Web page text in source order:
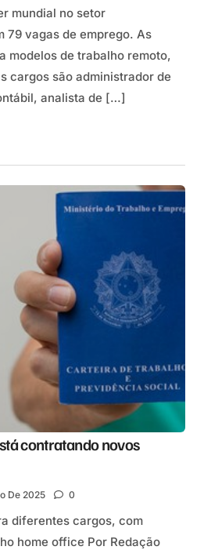
mundial no setor
79 vagas de emprego. As
modelos de trabalho remoto,
cargos são administrador de
analista de […]
contratando novos
De 2025 0
diferentes cargos, com
home office Por Redação